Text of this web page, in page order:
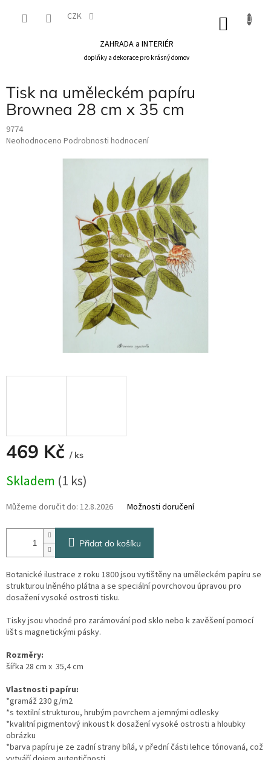
CZK
ZAHRADA a INTERIÉR
doplňky a dekorace pro krásný domov
Tisk na uměleckém papíru
Brownea 28 cm x 35 cm
9774
Průměrné
Neohodnoceno Podrobnosti hodnocení
469 Kč / ks
cena:
Skladem (1 ks)
Můžeme doručit do: 12.8.2026 Možnosti doručení
Přidat do košíku
Botanické ilustrace z roku 1800 jsou vytištěny na uměleckém papíru se
strukturou lněného plátna a se speciální povrchovou úpravou pro
dosažení vysoké ostrosti tisku.
Tisky jsou vhodné pro zarámování pod sklo nebo k zavěšení pomocí
lišt s magnetickými pásky.
Rozměry:
šířka 28 cm x 35,4 cm
Vlastnosti papíru:
*gramáž 230 g/m2
*s textilní strukturou, hrubým povrchem a jemnými odlesky
*kvalitní pigmentový inkoust k dosažení vysoké ostrosti a hloubky
obrázku
*barva papíru je ze zadní strany bílá, v přední části lehce tónovaná, což